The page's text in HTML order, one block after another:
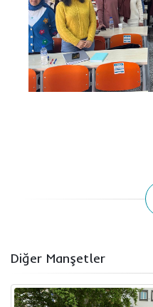
Diğer Manşetler